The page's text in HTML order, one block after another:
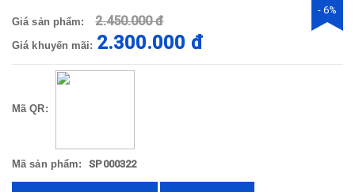
Giá sản phẩm: 2.450.000 đ
Giá khuyến mãi: 2.300.000 đ
- 6%
Mã QR:
Mã sản phẩm: SP000322